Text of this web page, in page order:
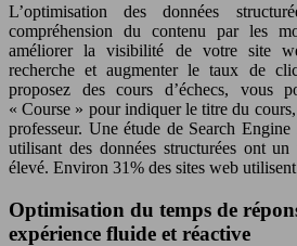
L’optimisation des données
compréhension du contenu par les
améliorer la visibilité de votre site
recherche et augmenter le taux de
proposez des cours d’échecs, vous
« Course » pour indiquer le titre du
professeur. Une étude de Search
utilisant des données structurées ont
élevé. Environ 31% des sites web
Optimisation du temps de
expérience fluide et réactive